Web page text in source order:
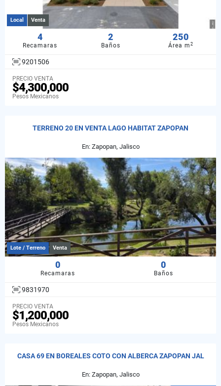
Local Venta
4
Recamaras
2
Baños
250
Área m2
9201506
PRECIO VENTA
$4,300,000
Pesos Mexicanos
TERRENO 20 EN VENTA LAGO HABITAT ZAPOPAN
En: Zapopan, Jalisco
Lote / Terreno Venta
0
Recamaras
0
Baños
9831970
PRECIO VENTA
$1,200,000
Pesos Mexicanos
CASA 69 EN BOREALES COTO CON ALBERCA ZAPOPAN JAL
En: Zapopan, Jalisco